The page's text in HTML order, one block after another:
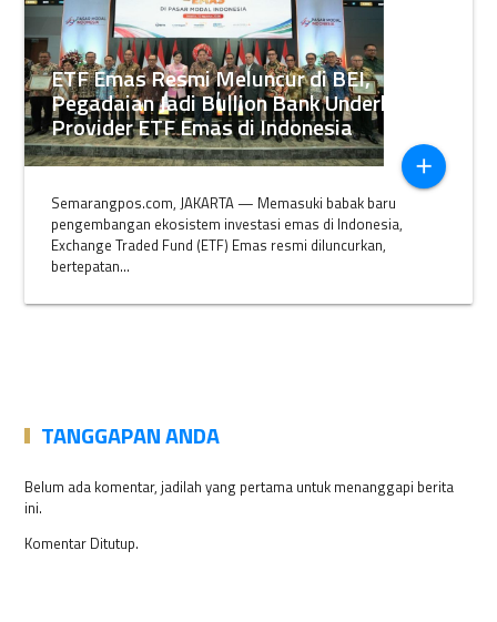
ETF Emas Resmi Meluncur di BEI,
Pegadaian Jadi Bullion Bank Underlying
Provider ETF Emas di Indonesia
add
Semarangpos.com, JAKARTA — Memasuki babak baru
pengembangan ekosistem investasi emas di Indonesia,
Exchange Traded Fund (ETF) Emas resmi diluncurkan,
bertepatan...
TANGGAPAN ANDA
Belum ada komentar, jadilah yang pertama untuk menanggapi berita
ini.
Komentar Ditutup.